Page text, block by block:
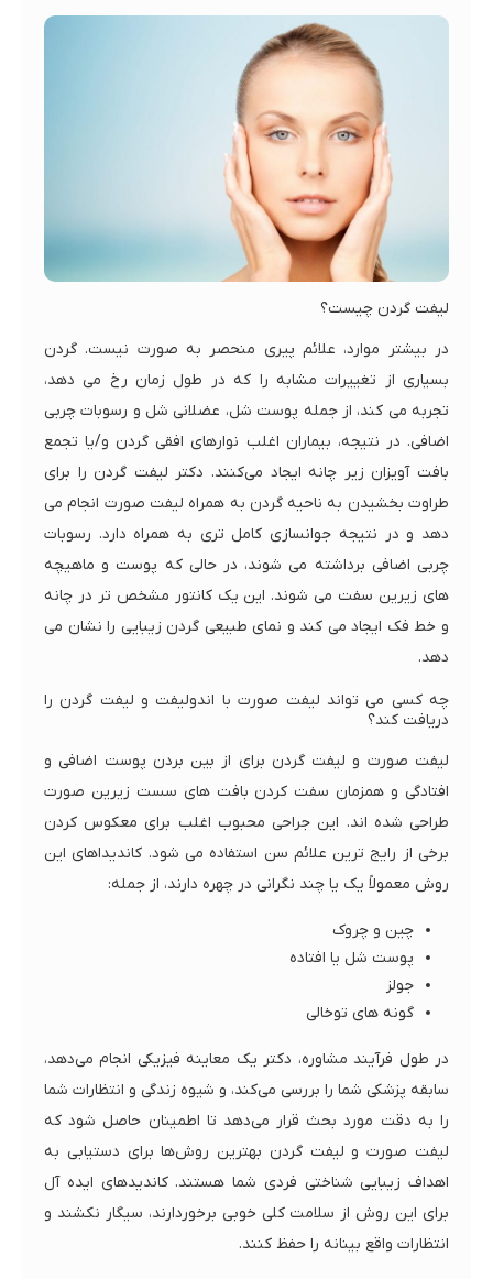
لیفت گردن چیست؟
در بیشتر موارد، علائم پیری منحصر به صورت نیست. گردن
بسیاری از تغییرات مشابه را که در طول زمان رخ می دهد،
تجربه می کند، از جمله پوست شل، عضلانی شل و رسوبات چربی
اضافی. در نتیجه، بیماران اغلب نوارهای افقی گردن و/یا تجمع
بافت آویزان زیر چانه ایجاد می‌کنند. دکتر لیفت گردن را برای
طراوت بخشیدن به ناحیه گردن به همراه لیفت صورت انجام می
دهد و در نتیجه جوانسازی کامل تری به همراه دارد. رسوبات
چربی اضافی برداشته می شوند، در حالی که پوست و ماهیچه
های زیرین سفت می شوند. این یک کانتور مشخص تر در چانه
و خط فک ایجاد می کند و نمای طبیعی گردن زیبایی را نشان می
دهد.
چه کسی می تواند لیفت صورت با اندولیفت و لیفت گردن را
دریافت کند؟
لیفت صورت و لیفت گردن برای از بین بردن پوست اضافی و
افتادگی و همزمان سفت کردن بافت های سست زیرین صورت
طراحی شده اند. این جراحی محبوب اغلب برای معکوس کردن
برخی از رایج ترین علائم سن استفاده می شود. کاندیداهای این
روش معمولاً یک یا چند نگرانی در چهره دارند، از جمله:
چین و چروک
پوست شل یا افتاده
جولز
گونه های توخالی
در طول فرآیند مشاوره، دکتر یک معاینه فیزیکی انجام می‌دهد،
سابقه پزشکی شما را بررسی می‌کند، و شیوه زندگی و انتظارات شما
را به دقت مورد بحث قرار می‌دهد تا اطمینان حاصل شود که
لیفت صورت و لیفت گردن بهترین روش‌ها برای دستیابی به
اهداف زیبایی شناختی فردی شما هستند. کاندیدهای ایده آل
برای این روش از سلامت کلی خوبی برخوردارند، سیگار نکشند و
انتظارات واقع بینانه را حفظ کنند.